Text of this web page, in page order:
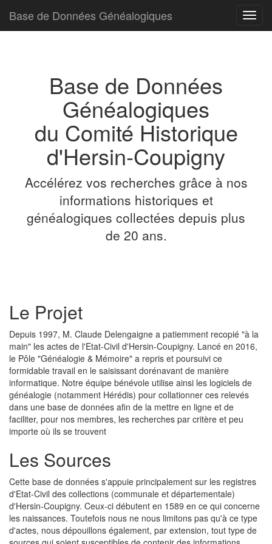
Base de Données Généalogiques
Base de Données
Généalogiques
du Comité Historique
d'Hersin-Coupigny
Accélérez vos recherches grâce à nos
informations historiques et
généalogiques collectées depuis plus
de 20 ans.
Le Projet
Depuis 1997, M. Claude Delengaigne a patiemment recopié "à la
main" les actes de l'Etat-Civil d'Hersin-Coupigny. Lancé en 2016,
le Pôle "Généalogie & Mémoire" a repris et poursuivi ce
formidable travail en le saisissant dorénavant de manière
informatique. Notre équipe bénévole utilise ainsi les logiciels de
généalogie (notamment Hérédis) pour collationner ces relevés
dans une base de données afin de la mettre en ligne et de
faciliter, pour nos membres, les recherches par critère et peu
importe où ils se trouvent
Les Sources
Cette base de données s'appuie principalement sur les registres
d'Etat-Civil des collections (communale et départementale)
d'Hersin-Coupigny. Ceux-ci débutent en 1589 en ce qui concerne
les naissances. Toutefois nous ne nous limitons pas qu'à ce type
d'actes, nous dépouillons également, par extension, tout type de